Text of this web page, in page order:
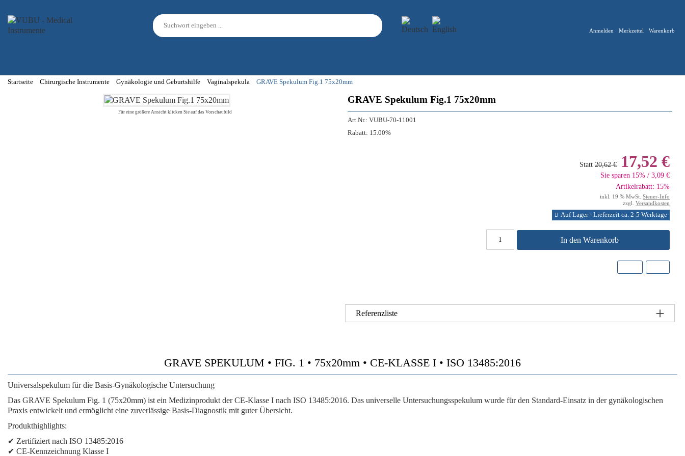
Anmelden Merkzettel Warenkorb
Startseite Chirurgische Instrumente Gynäkologie und Geburtshilfe Vaginalspekula GRAVE Spekulum Fig.1 75x20mm
Für eine größere Ansicht klicken Sie auf das Vorschaubild
GRAVE Spekulum Fig.1 75x20mm
Art.Nr.: VUBU-70-11001
Rabatt: 15.00%
Statt 20,62 € 17,52 €
Sie sparen 15% / 3,09 €
Artikelrabatt: 15%
inkl. 19 % MwSt. Steuer-Info
zzgl. Versandkosten
Auf Lager - Lieferzeit ca. 2-5 Werktage
In den Warenkorb
Referenzliste
GRAVE SPEKULUM • FIG. 1 • 75x20mm • CE-KLASSE I • ISO 13485:2016
Universalspekulum für die Basis-Gynäkologische Untersuchung
Das GRAVE Spekulum Fig. 1 (75x20mm) ist ein Medizinprodukt der CE-Klasse I nach ISO 13485:2016. Das universelle Untersuchungsspekulum wurde für den Standard-Einsatz in der gynäkologischen
Praxis entwickelt und ermöglicht eine zuverlässige Basis-Diagnostik mit guter Übersicht.
Produkthighlights:
✔ Zertifiziert nach ISO 13485:2016
✔ CE-Kennzeichnung Klasse I